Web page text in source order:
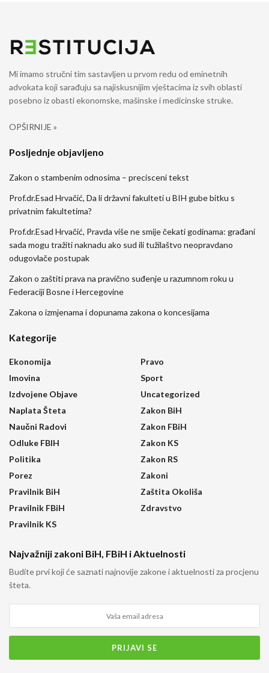
Mi imamo stručni tim sastavljen u prvom redu od eminetnih
advokata koji sarađuju sa najiskusnijim vještacima iz svih oblasti
posebno iz obasti ekonomske, mašinske i medicinske struke.
OPŠIRNIJE »
Posljednje objavljeno
Zakon o stambenim odnosima – precisceni tekst
Prof.dr.Esad Hrvačić, Da li državni fakulteti u BIH gube bitku s
privatnim fakultetima?
Prof.dr.Esad Hrvačić, Pravda više ne smije čekati godinama: građani
sada mogu tražiti naknadu ako sud ili tužilaštvo neopravdano
odugovlače postupak
Zakon o zaštiti prava na pravično suđenje u razumnom roku u
Federaciji Bosne i Hercegovine
Zakona o izmjenama i dopunama zakona o koncesijama
Kategorije
Ekonomija
Imovina
Izdvojene Objave
Naplata Šteta
Naučni Radovi
Odluke FBIH
Politika
Porez
Pravilnik BiH
Pravilnik FBiH
Pravilnik KS
Pravo
Sport
Uncategorized
Zakon BiH
Zakon FBiH
Zakon KS
Zakon RS
Zakoni
Zaštita Okoliša
Zdravstvo
Najvažniji zakoni BiH, FBiH i Aktuelnosti
Budite prvi koji će saznati najnovije zakone i aktuelnosti za procjenu
šteta.